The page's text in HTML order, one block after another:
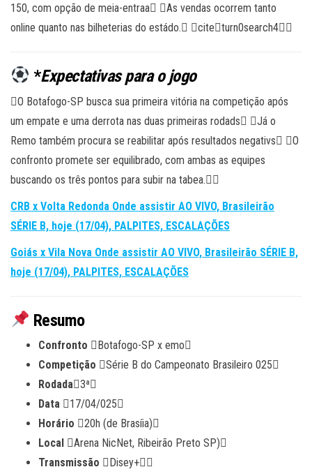
150, com opção de meia-entraa As vendas ocorrem tanto
online quanto nas bilheterias do estádo. citeturn0search4
*Expectativas para o jogo
O Botafogo-SP busca sua primeira vitória na competição após
um empate e uma derrota nas duas primeiras rodads Já o
Remo também procura se reabilitar após resultados negativs O
confronto promete ser equilibrado, com ambas as equipes
buscando os três pontos para subir na tabea.
CRB x Volta Redonda Onde assistir AO VIVO, Brasileirão
SÉRIE B, hoje (17/04), PALPITES, ESCALAÇÕES
Goiás x Vila Nova Onde assistir AO VIVO, Brasileirão SÉRIE B,
hoje (17/04), PALPITES, ESCALAÇÕES
Resumo
Confronto Botafogo-SP x emo
Competição Série B do Campeonato Brasileiro 025
Rodada3ª
Data 17/04/025
Horário 20h (de Brasíia)
Local Arena NicNet, Ribeirão Preto SP)
Transmissão Disey+